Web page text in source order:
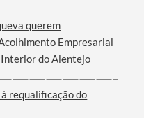
querem
Empresarial
Interior do Alentejo
requalificação do